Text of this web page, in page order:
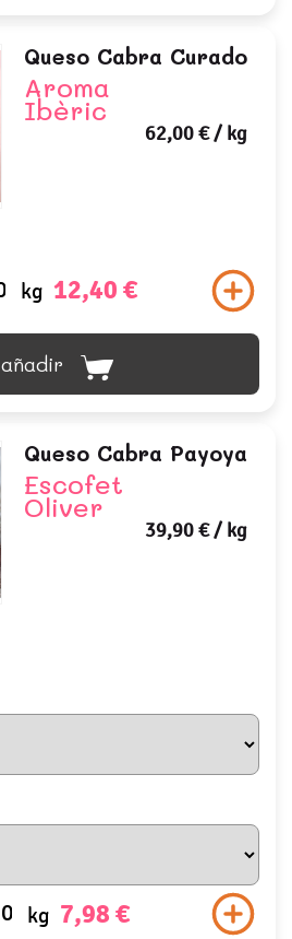
Queso Cabra Curado
Aroma
Ibèric
62,00 €/ kg
kg 12,40 €
añadir
Queso Cabra Payoya
Escofet
Oliver
39,90 €/ kg
kg 7,98 €